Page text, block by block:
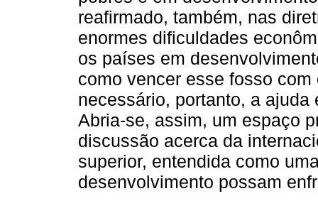
reafirmado, também, nas
enormes dificuldades
os países em
como vencer esse fosso
necessário, portanto, a
Abria-se, assim, um espaço
discussão acerca da
superior, entendida como
desenvolvimento possam